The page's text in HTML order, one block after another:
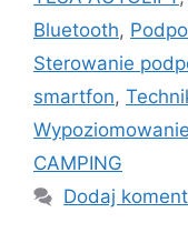
Bluetooth,
Sterowanie
smartfon,
CAMPING
Dodaj